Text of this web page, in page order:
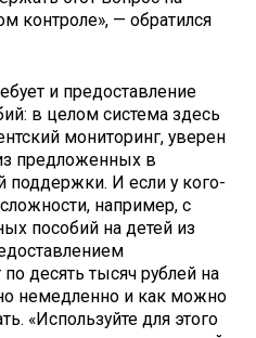
контроле», — обратился
и предоставление
в целом система здесь
мониторинг, уверен
предложенных в
поддержки. И если у кого-
например, с
пособий на детей из
десять тысяч рублей на
немедленно и как можно
«Используйте для этого